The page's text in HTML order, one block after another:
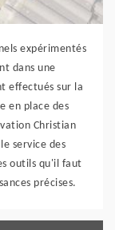
expérimentés
dans une
effectués sur la
en place des
Christian
service des
outils qu'il faut
précises.